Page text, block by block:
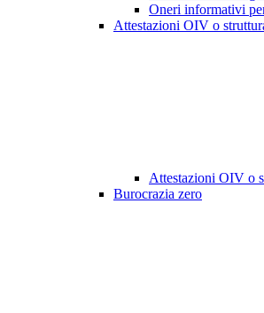
Oneri informativi
Attestazioni OIV o
Attestazioni OIV o
Burocrazia zero